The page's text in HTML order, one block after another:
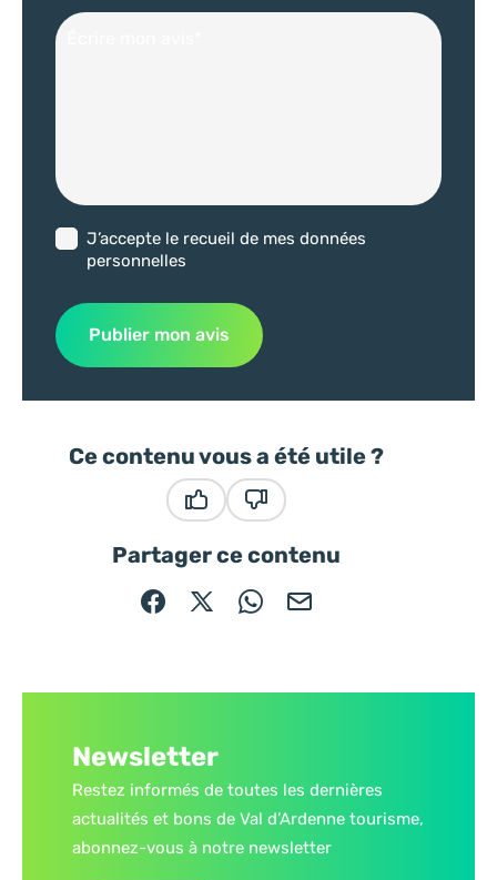
uniquement transmises à notre équipe. Êtes-vous d'accord ?
En savoir plus
Envoyer ma demande
J’accepte le recueil de mes données
personnelles
Publier mon avis
Ce contenu vous a été utile ?
Partager ce contenu
Partager sur Facebook (nouvelle fenêtre)
Partager sur X / Twitter (nouvelle
Partager sur WhatsApp
Partager par mail
Newsletter
Restez informés de toutes les dernières
actualités et bons de Val d’Ardenne tourisme,
abonnez-vous à notre newsletter